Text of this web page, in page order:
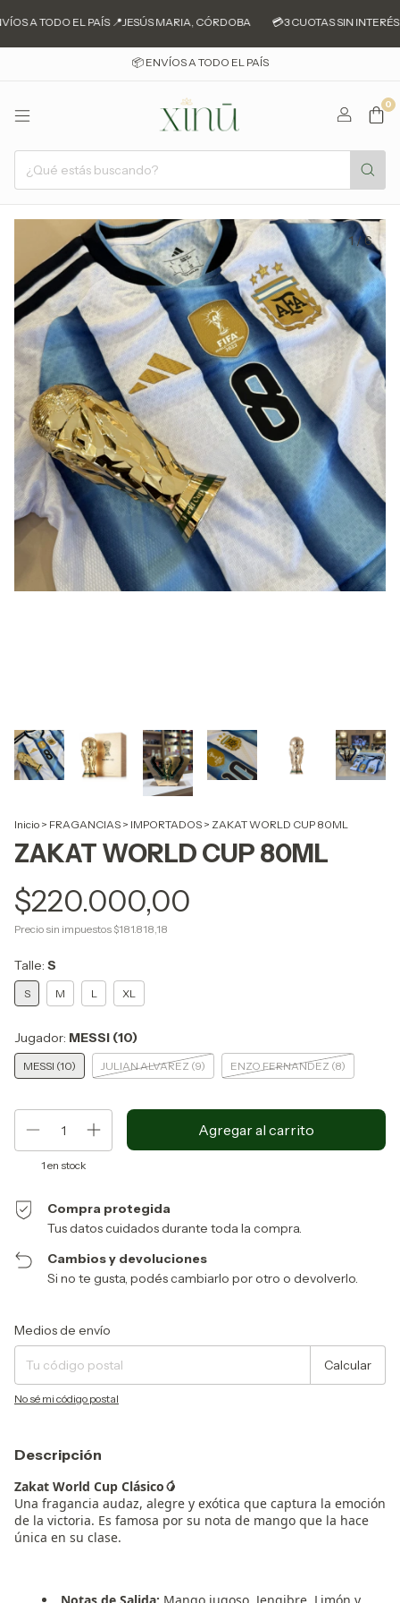
A TODO EL PAÍS 📍JESÚS MARIA, CÓRDOBA 💳3 CUOTAS SIN INTERÉS
📦 ENVÍOS A TODO EL PAÍS
0
1/6
Inicio > FRAGANCIAS > IMPORTADOS > ZAKAT WORLD CUP 80ML
ZAKAT WORLD CUP 80ML
$220.000,00
Precio sin impuestos $181.818,18
Talle: S
S M L XL
Jugador: MESSI (10)
MESSI (10) JULIAN ALVAREZ (9) ENZO FERNANDEZ (8)
1 en stock
Compra protegida
Tus datos cuidados durante toda la compra.
Cambios y devoluciones
Si no te gusta, podés cambiarlo por otro o devolverlo.
Entregas para el CP:
Medios de envío
Calcular
No sé mi código postal
Descripción
Zakat World Cup Clásico🥭
Una fragancia audaz, alegre y exótica que captura la emoción
de la victoria. Es famosa por su nota de mango que la hace
única en su clase.